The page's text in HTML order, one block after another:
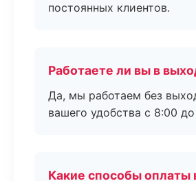
постоянных клиентов.
Работаете ли вы в
Да, мы работаем без
вашего удобства с 8:00
Какие способы оплаты